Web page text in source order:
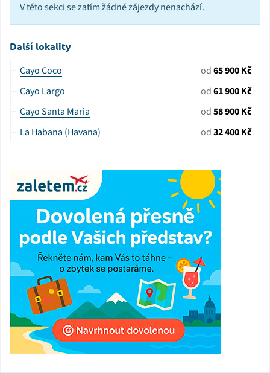
V této sekci se zatím žádné zájezdy nenachází.
Další lokality
Cayo Coco od65 900 Kč
Cayo Largo
od61 900 Kč
Cayo Santa Maria
od58 900 Kč
La Habana (Havana)
od32 400 Kč